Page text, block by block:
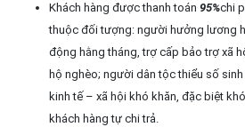
Khách hàng được thanh toán 95%chi
thuộc đối tượng: người hưởng lương
động hằng tháng, trợ cấp bảo trợ xã
hộ nghèo; người dân tộc thiểu số
kinh tế – xã hội khó khăn, đặc biệt
khách hàng tự chi trả.